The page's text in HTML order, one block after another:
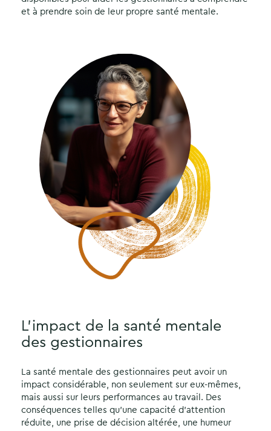
et à prendre soin de leur propre santé mentale.
L’impact de la santé mentale
des gestionnaires
La santé mentale des gestionnaires peut avoir un
impact considérable, non seulement sur eux-mêmes,
mais aussi sur leurs performances au travail. Des
conséquences telles qu’une capacité d’attention
réduite, une prise de décision altérée, une humeur